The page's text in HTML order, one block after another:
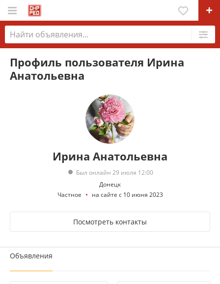
Профиль пользователя Ирина
Анатольевна
Объявления
Ирина Анатольевна
Был онлайн 29 июля 12:00
Донецк
Частное
на сайте с 10 июня 2023
Посмотреть контакты